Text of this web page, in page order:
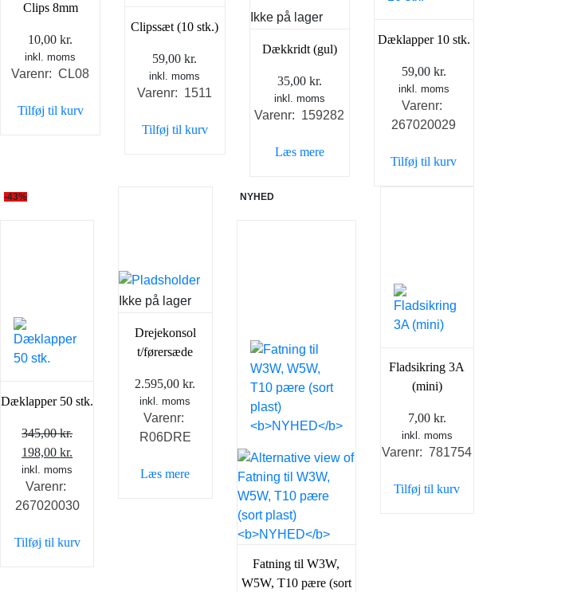
Clips 8mm
10,00kr.
inkl. moms
Varenr: CL08
Tilføj til kurv
Clipssæt (10 stk.)
59,00kr.
inkl. moms
Varenr: 1511
Tilføj til kurv
Ikke på lager
Dækkridt (gul)
35,00 kr.
inkl. moms
Varenr: 159282
Læs mere
Dæklapper 10 stk.
59,00 kr.
inkl. moms
Varenr:
267020029
Tilføj til kurv
-43%
Dæklapper 50 stk.
345,00kr.
Den
oprindelige
pris
var:
198,00kr.
er:
inkl. moms
Varenr:
267020030
Tilføj til kurv
Ikke på lager
Drejekonsol
t/førersæde
2.595,00kr.
inkl. moms
Varenr:
R06DRE
Læs mere
NYHED
Fatning til W3W,
W5W, T10 pære (sort
Fladsikring 3A
(mini)
7,00 kr.
inkl. moms
Varenr: 781754
Tilføj til kurv